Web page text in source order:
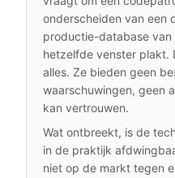
onderscheiden van een
productie-database
hetzelfde venster plakt.
alles. Ze bieden geen
waarschuwingen, geen
kan vertrouwen.
Wat ontbreekt, is de
in de praktijk
niet op de markt tegen